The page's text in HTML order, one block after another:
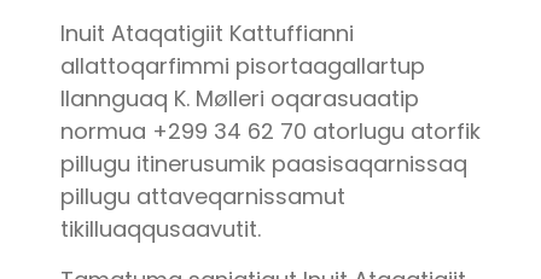
Inuit Ataqatigiit Kattuffianni
allattoqarfimmi pisortaagallartup
Ilannguaq K. Mølleri oqarasuaatip
normua +299 34 62 70 atorlugu atorfik
pillugu itinerusumik paasisaqarnissaq
pillugu attaveqarnissamut
tikilluaqqusaavutit.